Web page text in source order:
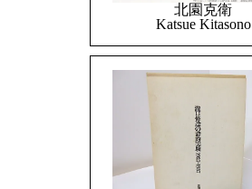
北園克衛
Katsue Kitasono